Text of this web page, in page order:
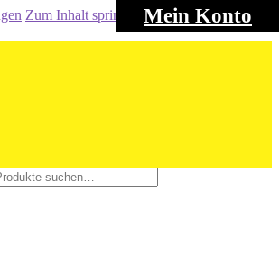
Mein Konto
Zum Inhalt springen